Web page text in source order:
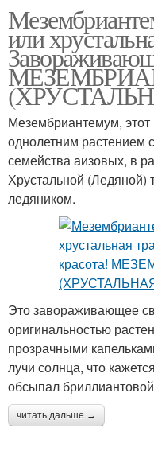
или
Мезембриантемум, этот
однолетним растением
семейства аизовых, в
Хрустальной (Ледяной)
ледяником.
Это завораживающее
оригинальностью
прозрачными
лучи солнца, что
обсыпал
читать дальше →